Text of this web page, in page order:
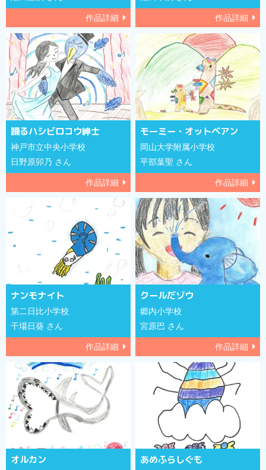
作品詳細 作品詳細
踊るハシビロコウ紳士
神戸市立中央小学校
日野原卯乃 さん
作品詳細
モーミー・オットベアン
岡山大学附属小学校
平部葉聖 さん
作品詳細
ナンモナイト
第二日比小学校
干場日葵 さん
作品詳細
クールだゾウ
郷内小学校
宮原巴 さん
作品詳細
オルカン あめふらしぐも